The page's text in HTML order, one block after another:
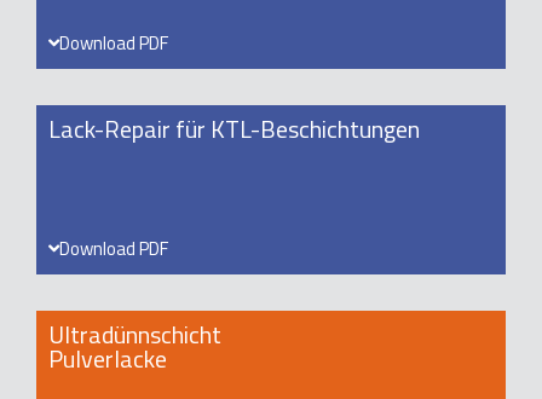
Download PDF
Lack-Repair für KTL-Beschichtungen
Download PDF
Ultradünnschicht
Pulverlacke